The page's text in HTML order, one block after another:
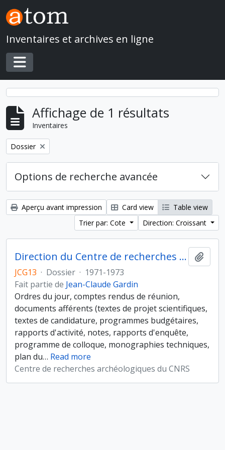
Skip to main content
Inventaires et archives en ligne
Toggle navigation
Affichage de 1 résultats
Inventaires
Remove filter:
Dossier
Options de recherche avancée
Aperçu avant impression Card view
Table view
Trier par: Cote
Direction: Croissant
Direction du Centre de recherches archéologiques, comités
JCG13 · Dossier · 1971-1973
Fait partie de Jean-Claude Gardin
Ordres du jour, comptes rendus de réunion,
documents afférents (textes de projet scientifiques,
textes de candidature, programmes budgétaires,
rapports d'activité, notes, rapports d'enquête,
programme de colloque, monographies techniques,
plan du… Read more
Centre de recherches archéologiques du CNRS